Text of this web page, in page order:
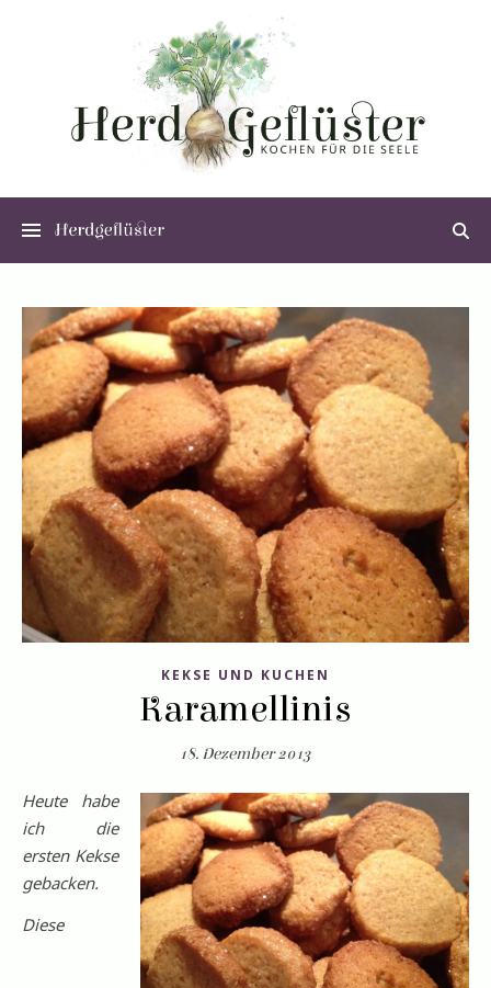
KEKSE UND KUCHEN
Karamellinis
18. Dezember 2013
Heute habe
ich die
ersten Kekse
gebacken.
Diese